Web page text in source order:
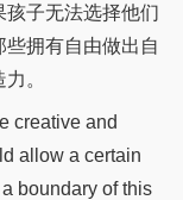
子无法选择他们
拥有自由做出自
。
creative and
allow a certain
boundary of this